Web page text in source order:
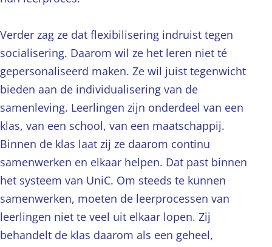
Verder zag ze dat flexibilisering indruist tegen
socialisering. Daarom wil ze het leren niet té
gepersonaliseerd maken. Ze wil juist tegenwicht
bieden aan de individualisering van de
samenleving. Leerlingen zijn onderdeel van een
klas, van een school, van een maatschappij.
Binnen de klas laat zij ze daarom continu
samenwerken en elkaar helpen. Dat past binnen
het systeem van UniC. Om steeds te kunnen
samenwerken, moeten de leerprocessen van
leerlingen niet te veel uit elkaar lopen. Zij
behandelt de klas daarom als een geheel,